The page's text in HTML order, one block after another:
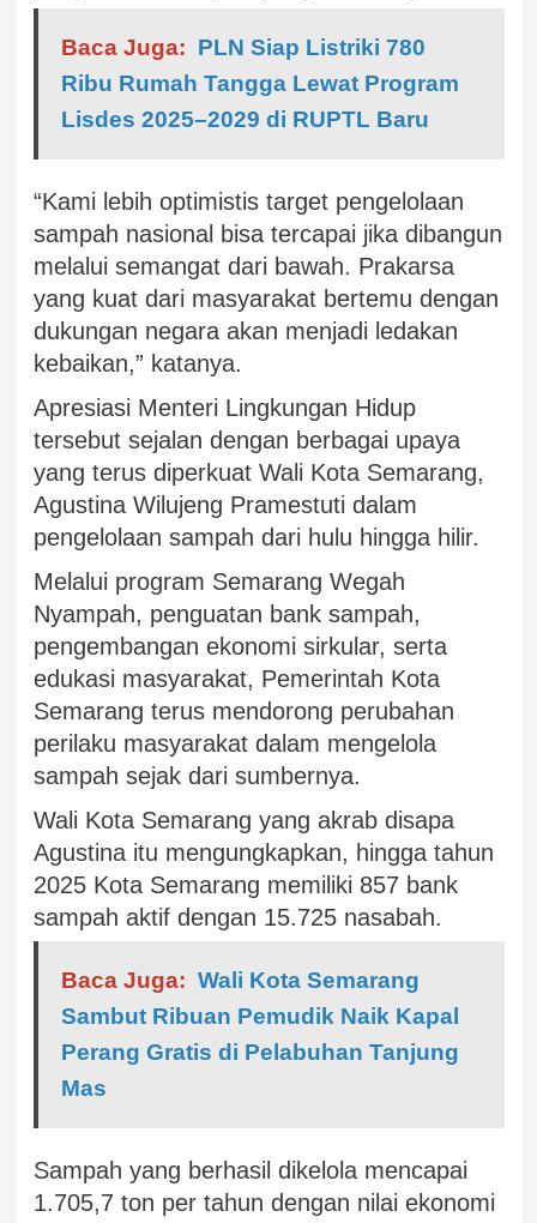
Baca Juga: PLN Siap Listriki 780
Ribu Rumah Tangga Lewat Program
Lisdes 2025–2029 di RUPTL Baru
“Kami lebih optimistis target pengelolaan
sampah nasional bisa tercapai jika dibangun
melalui semangat dari bawah. Prakarsa
yang kuat dari masyarakat bertemu dengan
dukungan negara akan menjadi ledakan
kebaikan,” katanya.
Apresiasi Menteri Lingkungan Hidup
tersebut sejalan dengan berbagai upaya
yang terus diperkuat Wali Kota Semarang,
Agustina Wilujeng Pramestuti dalam
pengelolaan sampah dari hulu hingga hilir.
Melalui program Semarang Wegah
Nyampah, penguatan bank sampah,
pengembangan ekonomi sirkular, serta
edukasi masyarakat, Pemerintah Kota
Semarang terus mendorong perubahan
perilaku masyarakat dalam mengelola
sampah sejak dari sumbernya.
Wali Kota Semarang yang akrab disapa
Agustina itu mengungkapkan, hingga tahun
2025 Kota Semarang memiliki 857 bank
sampah aktif dengan 15.725 nasabah.
Baca Juga: Wali Kota Semarang
Sambut Ribuan Pemudik Naik Kapal
Perang Gratis di Pelabuhan Tanjung
Mas
Sampah yang berhasil dikelola mencapai
1.705,7 ton per tahun dengan nilai ekonomi